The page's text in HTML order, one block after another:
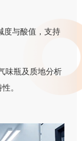
度与酸值，支持
味瓶及质地分析
。